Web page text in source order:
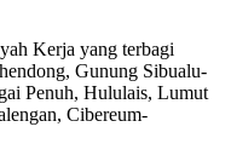
Kerja yang terbagi
Gunung Sibualu-
Penuh, Hululais, Lumut
Cibereum-